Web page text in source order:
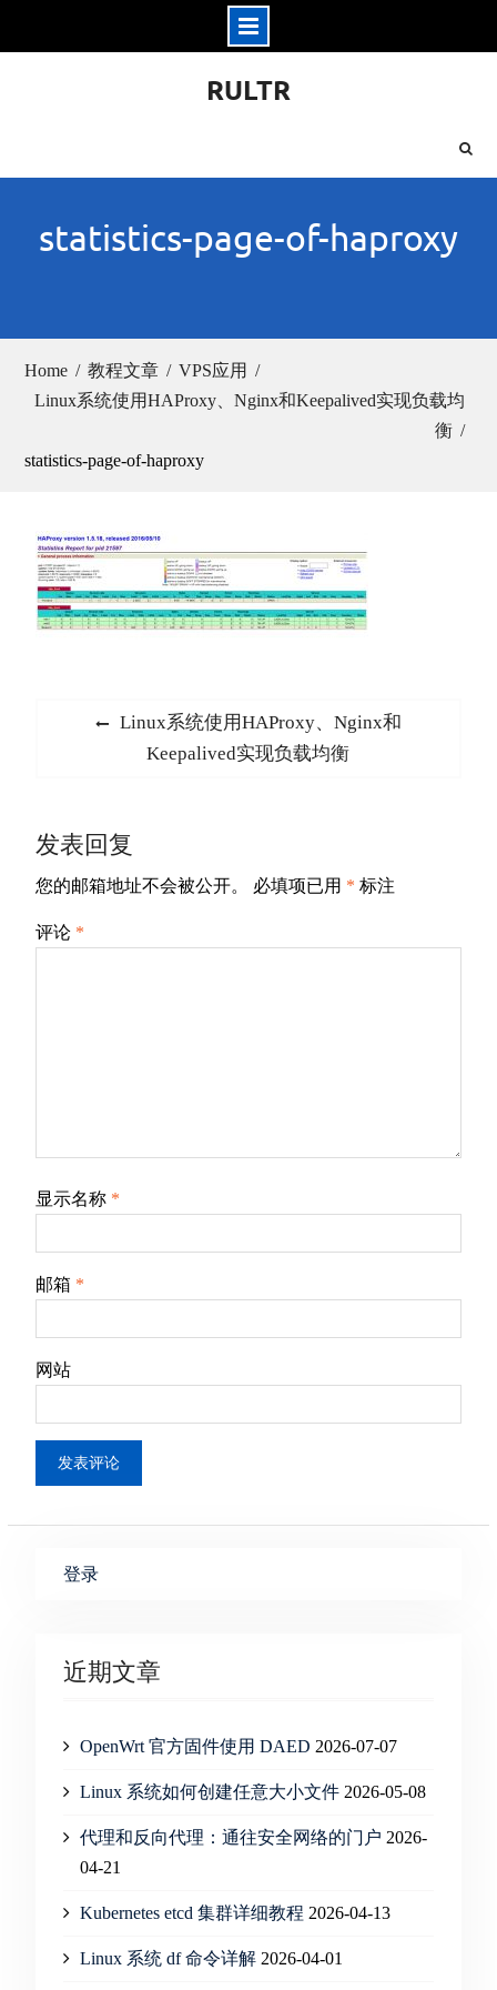
RULTR
statistics-page-of-haproxy
Home 教程文章
VPS应用
Linux系统使用HAProxy、Nginx和Keepalived实现负载均
衡
statistics-page-of-haproxy
Previous
post:
Linux系统使用HAProxy、Nginx和
Keepalived实现负载均衡
发表回复
您的邮箱地址不会被公开。 必填项已用 * 标注
评论 *
显示名称 *
邮箱 *
网站
登录
近期文章
OpenWrt 官方固件使用 DAED 2026-07-07
Linux 系统如何创建任意大小文件 2026-05-08
代理和反向代理：通往安全网络的门户 2026-
04-21
Kubernetes etcd 集群详细教程 2026-04-13
Linux 系统 df 命令详解 2026-04-01